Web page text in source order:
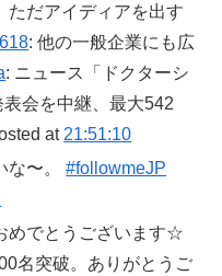
ただアイディアを出す
: 他の一般企業にも広
: ニュース「ドクターシ
会を中継、最大542
at 21:51:10
な〜。#followmeJP
めでとうございます☆
名突破。ありがとうご